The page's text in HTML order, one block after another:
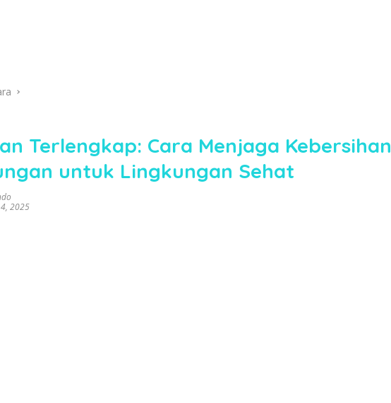
Terlengkap: Cara Menjaga Kebersihan
untuk Lingkungan Sehat
2025